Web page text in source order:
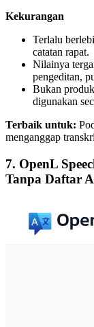
Kekurangan
Terlalu
catatan rapat.
Nilainya
pengeditan,
Bukan
digunakan
Terbaik untuk:
menganggap
7. OpenL
Tanpa Daftar